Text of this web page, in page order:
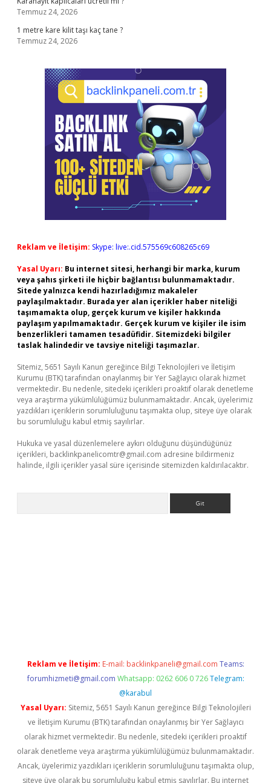
Temmuz 24, 2026
1 metre kare kilit taşı kaç tane ?
Temmuz 24, 2026
Reklam ve İletişim: Skype: live:.cid.575569c608265c69
Yasal Uyarı: Bu internet sitesi, herhangi bir marka, kurum
veya şahıs şirketi ile hiçbir bağlantısı bulunmamaktadır.
Sitede yalnızca kendi hazırladığımız makaleler
paylaşılmaktadır. Burada yer alan içerikler haber niteliği
taşımamakta olup, gerçek kurum ve kişiler hakkında
paylaşım yapılmamaktadır. Gerçek kurum ve kişiler ile isim
benzerlikleri tamamen tesadüfidir. Sitemizdeki bilgiler
taslak halindedir ve tavsiye niteliği taşımazlar.
Sitemiz, 5651 Sayılı Kanun gereğince Bilgi Teknolojileri ve İletişim
Kurumu (BTK) tarafından onaylanmış bir Yer Sağlayıcı olarak hizmet
vermektedir. Bu nedenle, sitedeki içerikleri proaktif olarak denetleme
veya araştırma yükümlülüğümüz bulunmamaktadır. Ancak, üyelerimiz
yazdıkları içeriklerin sorumluluğunu taşımakta olup, siteye üye olarak
bu sorumluluğu kabul etmiş sayılırlar.
Hukuka ve yasal düzenlemelere aykırı olduğunu düşündüğünüz
içerikleri, backlinkpanelicomtr@gmail.com adresine bildirmeniz
halinde, ilgili içerikler yasal süre içerisinde sitemizden kaldırılacaktır.
Reklam ve İletişim: E-mail: backlinkpaneli@gmail.com Teams:
forumhizmeti@gmail.com Whatsapp: 0262 606 0 726 Telegram:
@karabul
Yasal Uyarı: Sitemiz, 5651 Sayılı Kanun gereğince Bilgi Teknolojileri
ve İletişim Kurumu (BTK) tarafından onaylanmış bir Yer Sağlayıcı
olarak hizmet vermektedir. Bu nedenle, sitedeki içerikleri proaktif
olarak denetleme veya araştırma yükümlülüğümüz bulunmamaktadır.
Ancak, üyelerimiz yazdıkları içeriklerin sorumluluğunu taşımakta olup,
siteye üye olarak bu sorumluluğu kabul etmiş sayılırlar. Bu internet